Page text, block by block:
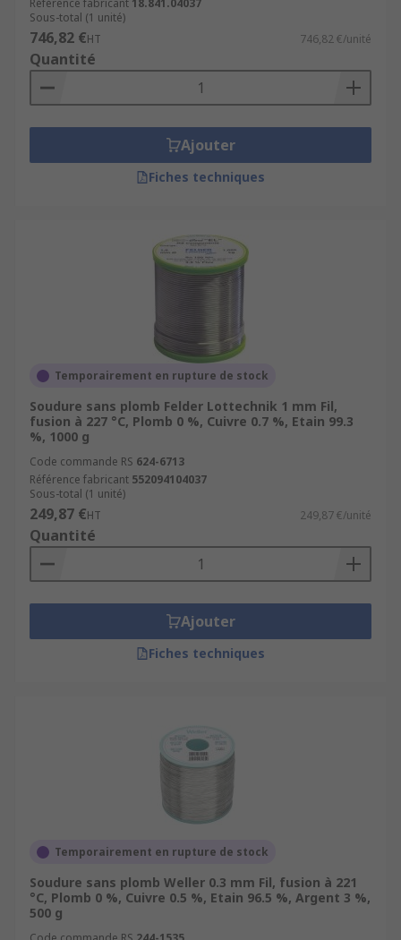
Référence fabricant 18.841.04037
Sous-total (1 unité)
746,82 €HT 746,82 €/unité
Quantité
Ajouter
Fiches techniques
Temporairement en rupture de stock
Soudure sans plomb Felder Lottechnik 1 mm Fil,
fusion à 227 °C, Plomb 0 %, Cuivre 0.7 %, Etain 99.3
%, 1000 g
Code commande RS 624-6713
Référence fabricant 552094104037
Sous-total (1 unité)
249,87 €HT 249,87 €/unité
Quantité
Ajouter
Fiches techniques
Temporairement en rupture de stock
Soudure sans plomb Weller 0.3 mm Fil, fusion à 221
°C, Plomb 0 %, Cuivre 0.5 %, Etain 96.5 %, Argent 3 %,
500 g